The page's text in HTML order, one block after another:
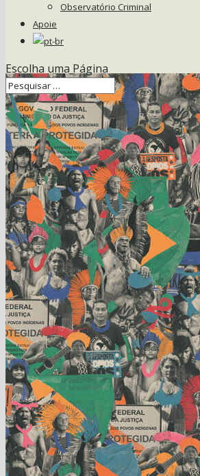
Observatório Criminal
Apoie
Escolha uma Página